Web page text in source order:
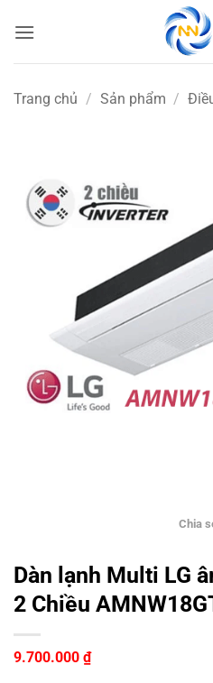
qua
Trang chủ / Sản phẩm /
Chia
Dàn lạnh Multi LG
2 Chiều
9.700.000 ₫